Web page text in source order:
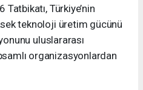
Türkiye’nin
teknoloji üretim gücünü
uluslararası
organizasyonlardan